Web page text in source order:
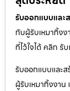
รับออกแบบและ
กับผู้รับเหมาทิ้ง
ที่ไว้ใจได้ คลิก รั
รับออกแบบและ
ผู้รับเหมาทิ้งงาน